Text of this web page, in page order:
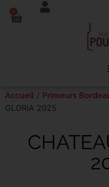
0
Accueil / Primeurs
GLORIA 2025
Panneau de gestion des